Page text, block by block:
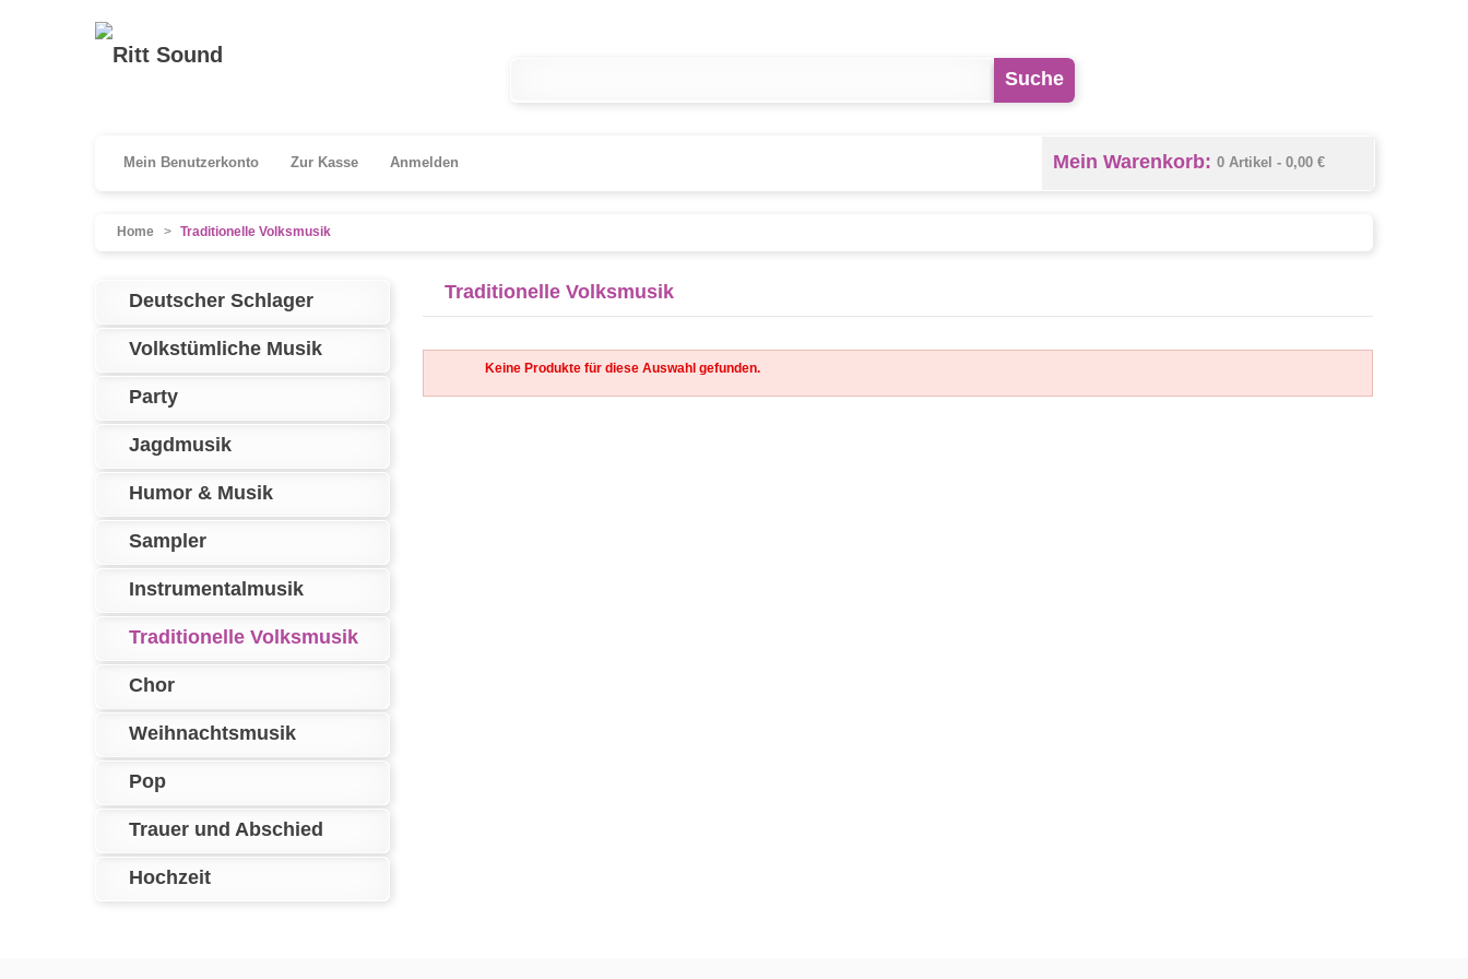
Suche
Mein Warenkorb: 0 Artikel - 0,00 €
Anmelden
Mein Benutzerkonto Zur Kasse
Home > Traditionelle Volksmusik
Traditionelle Volksmusik
Keine Produkte für diese Auswahl gefunden.
Deutscher Schlager
Volkstümliche Musik
Party
Jagdmusik
Humor & Musik
Sampler
Instrumentalmusik
Traditionelle Volksmusik
Chor
Weihnachtsmusik
Pop
Trauer und Abschied
Hochzeit